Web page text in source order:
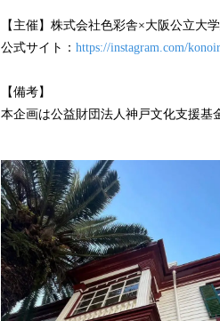
【主催】株式会社色彩舎×大阪公立大
公式サイト： https://instagram.com/
【備考】
本企画は公益財団法人神戸文化支援基